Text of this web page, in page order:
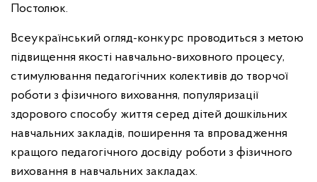
Постолюк.
Всеукраїнський огляд-конкурс проводиться з метою
підвищення якості навчально-виховного процесу,
стимулювання педагогічних колективів до творчої
роботи з фізичного виховання, популяризації
здорового способу життя серед дітей дошкільних
навчальних закладів, поширення та впровадження
кращого педагогічного досвіду роботи з фізичного
виховання в навчальних закладах.